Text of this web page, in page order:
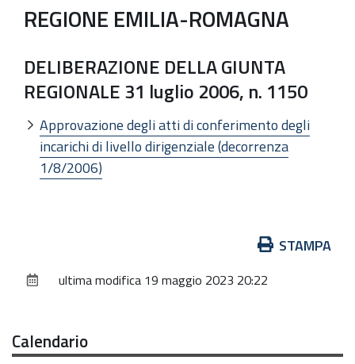
REGIONE EMILIA-ROMAGNA
DELIBERAZIONE DELLA GIUNTA
REGIONALE 31 luglio 2006, n. 1150
Approvazione degli atti di conferimento degli
incarichi di livello dirigenziale (decorrenza
1/8/2006)
documento
STAMPA
ultima modifica 19 maggio 2023 20:22
Calendario